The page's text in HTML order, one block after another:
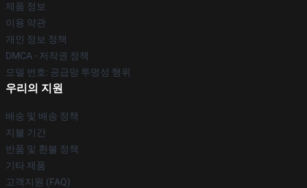
제품 정보
이용 약관
개인 정보 정책
DMCA - 저작권 정책
모델 번호: 공급망 투명성 행위
우리의 지원
배송 및 배송 정책
지불 기간
반품 및 환불 정책
기타 제품
고객지원 (FAQ)